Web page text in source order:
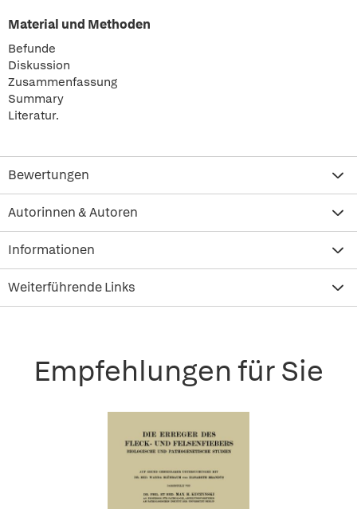
Material und Methoden
Befunde
Diskussion
Zusammenfassung
Summary
Literatur.
Bewertungen
Autorinnen & Autoren
Informationen
Weiterführende Links
Empfehlungen für Sie